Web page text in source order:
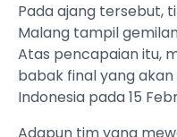
Pada ajang tersebut,
Malang tampil
Atas pencapaian itu,
babak final yang
Indonesia pada 15